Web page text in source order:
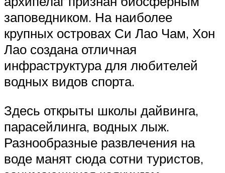
заповедником. На наиболее
крупных островах Си Лао Чам, Хон
Лао создана отличная
инфраструктура для любителей
водных видов спорта.
Здесь открыты школы дайвинга,
парасейлинга, водных лыж.
Разнообразные развлечения на
воде манят сюда сотни туристов,